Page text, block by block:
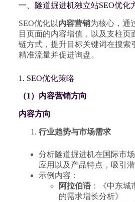
一、隧道掘进机独立站SEO优化
SEO优化以内容营销为核心，通
目页面的内容增值，以及支柱页
链方式，提升目标关键词在搜索
精准流量并促进询盘。
1. SEO优化策略
（1）内容营销方向
内容方向
行业趋势与市场需求
分析隧道掘进机在国际市
应用以及产品特点，吸引潜
示例内容：
阿拉伯语：《中东城
的需求增长分析》